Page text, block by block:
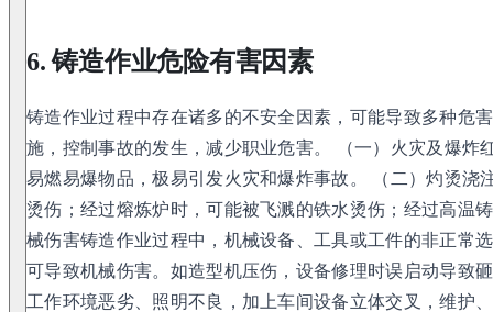
6. 铸造作业危险有害因素
铸造作业过程中存在诸多的不安全因素，可能导致多种危
施，控制事故的发生，减少职业危害。 （一）火灾及爆炸
易燃易爆物品，极易引发火灾和爆炸事故。 （二）灼烫浇
烫伤；经过熔炼炉时，可能被飞溅的铁水烫伤；经过高温
械伤害铸造作业过程中，机械设备、工具或工件的非正常
可导致机械伤害。如造型机压伤，设备修理时误启动导致
工作环境恶劣、照明不良，加上车间设备立体交叉，维护